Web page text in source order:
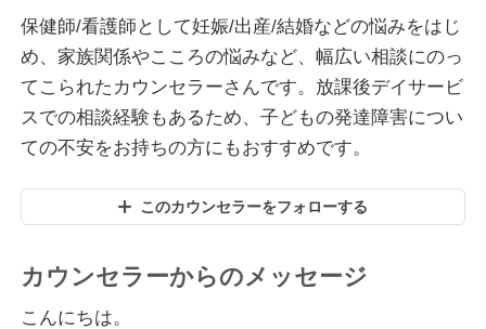
保健師/看護師として妊娠/出産/結婚などの悩みをはじ
め、家族関係やこころの悩みなど、幅広い相談にのっ
てこられたカウンセラーさんです。放課後デイサービ
スでの相談経験もあるため、子どもの発達障害につい
ての不安をお持ちの方にもおすすめです。
このカウンセラーをフォローする
カウンセラーからのメッセージ
こんにちは。